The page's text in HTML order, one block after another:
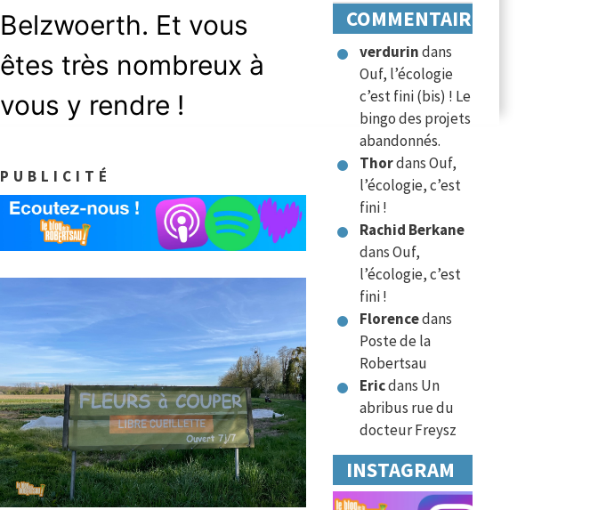
Belzwoerth. Et vous
êtes très nombreux à
vous y rendre !
PUBLICITÉ
COMMENTAIRES
verdurindans
Ouf, l’écologie
c’est fini (bis) ! Le
bingo des projets
abandonnés.
ThordansOuf,
l’écologie, c’est
fini !
Rachid Berkane
dansOuf,
l’écologie, c’est
fini !
Florencedans
Poste de la
Robertsau
Ericdans Un
abribus rue du
docteur Freysz
INSTAGRAM